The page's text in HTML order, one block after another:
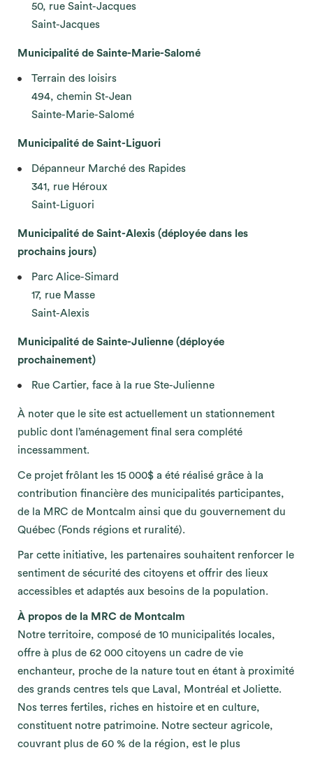
50, rue Saint-Jacques
Saint-Jacques
Municipalité de Sainte-Marie-Salomé
Terrain des loisirs
494, chemin St-Jean
Sainte-Marie-Salomé
Municipalité de Saint-Liguori
Dépanneur Marché des Rapides
341, rue Héroux
Saint-Liguori
Municipalité de Saint-Alexis (déployée dans les
prochains jours)
Parc Alice-Simard
17, rue Masse
Saint-Alexis
Municipalité de Sainte-Julienne (déployée
prochainement)
Rue Cartier, face à la rue Ste-Julienne
À noter que le site est actuellement un stationnement
public dont l’aménagement final sera complété
incessamment.
Ce projet frôlant les 15 000$ a été réalisé grâce à la
contribution financière des municipalités participantes,
de la MRC de Montcalm ainsi que du gouvernement du
Québec (Fonds régions et ruralité).
Par cette initiative, les partenaires souhaitent renforcer le
sentiment de sécurité des citoyens et offrir des lieux
accessibles et adaptés aux besoins de la population.
À propos de la MRC de Montcalm
Notre territoire, composé de 10 municipalités locales,
offre à plus de 62 000 citoyens un cadre de vie
enchanteur, proche de la nature tout en étant à proximité
des grands centres tels que Laval, Montréal et Joliette.
Nos terres fertiles, riches en histoire et en culture,
constituent notre patrimoine. Notre secteur agricole,
couvrant plus de 60 % de la région, est le plus